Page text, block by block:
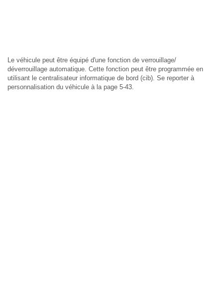
Le véhicule peut être équipé d'une fonction de verrouillage/
déverrouillage automatique. Cette fonction peut être programmée en
utilisant le centralisateur informatique de bord (cib). Se reporter à
personnalisation du véhicule à la page 5-43.